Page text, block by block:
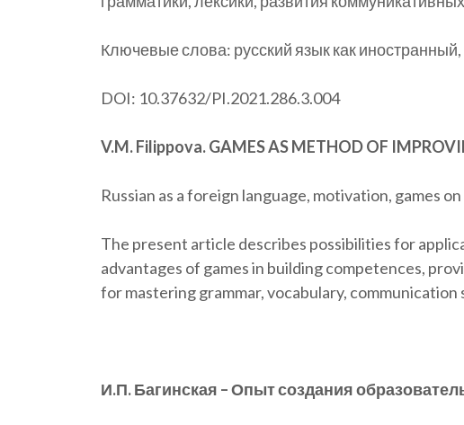
Ключевые слова: русский язык как
DOI: 10.37632/PI.2021.286.3.004
V.M. Filippova. GAMES AS METHOD OF
Russian as a foreign language, motivation, games
The present article describes possibilities for
advantages of games in building competences,
for mastering grammar, vocabulary,
И.П. Багинская – Опыт создания